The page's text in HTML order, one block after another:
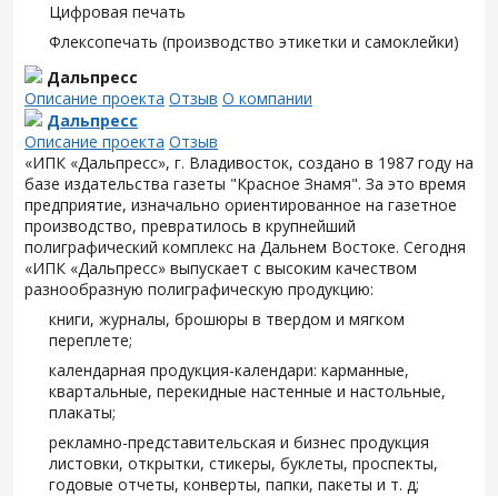
Цифровая печать
Флексопечать (производство этикетки и самоклейки)
Дальпресс
Описание проекта Отзыв О компании
Дальпресс
Описание проекта Отзыв
«ИПК «Дальпресс», г. Владивосток, создано в 1987 году на
базе издательства газеты "Красное Знамя". За это время
предприятие, изначально ориентированное на газетное
производство, превратилось в крупнейший
полиграфический комплекс на Дальнем Востоке. Сегодня
«ИПК «Дальпресс» выпускает с высоким качеством
разнообразную полиграфическую продукцию:
книги, журналы, брошюры в твердом и мягком
переплете;
календарная продукция-календари: карманные,
квартальные, перекидные настенные и настольные,
плакаты;
рекламно-представительская и бизнес продукция
листовки, открытки, стикеры, буклеты, проспекты,
годовые отчеты, конверты, папки, пакеты и т. д;